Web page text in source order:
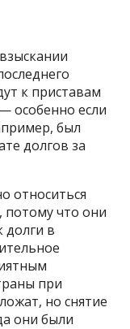
к приставам
особенно если
был
долгов за
относиться
потому что они
долги в
при
но снятие
они были